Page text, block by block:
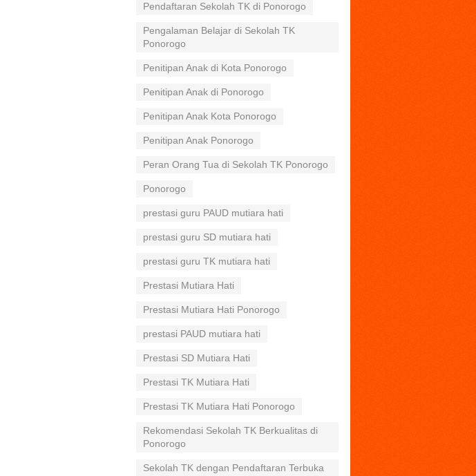
Pendaftaran Sekolah TK di Ponorogo
Pengalaman Belajar di Sekolah TK
Ponorogo
Penitipan Anak di Kota Ponorogo
Penitipan Anak di Ponorogo
Penitipan Anak Kota Ponorogo
Penitipan Anak Ponorogo
Peran Orang Tua di Sekolah TK Ponorogo
Ponorogo
prestasi guru PAUD mutiara hati
prestasi guru SD mutiara hati
prestasi guru TK mutiara hati
Prestasi Mutiara Hati
Prestasi Mutiara Hati Ponorogo
prestasi PAUD mutiara hati
Prestasi SD Mutiara Hati
Prestasi TK Mutiara Hati
Prestasi TK Mutiara Hati Ponorogo
Rekomendasi Sekolah TK Berkualitas di
Ponorogo
Sekolah TK dengan Pendaftaran Terbuka